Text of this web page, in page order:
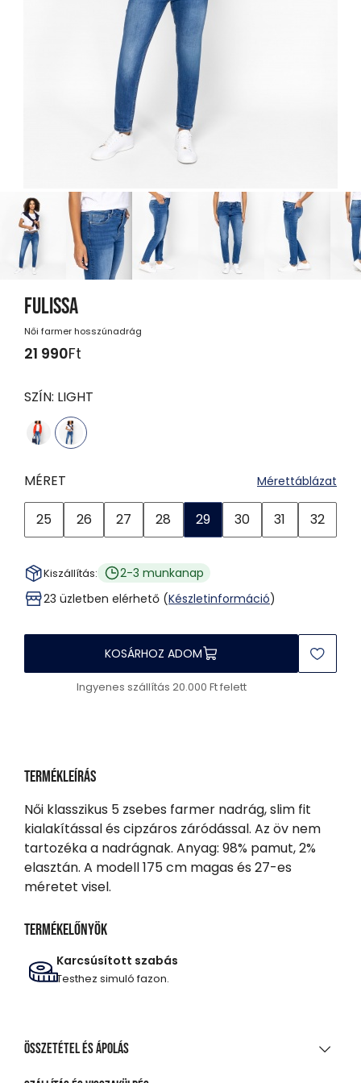
FULISSA
Női farmer hosszúnadrág
21 990Ft
SZÍN: LIGHT
MÉRET Mérettáblázat
25 26 27 28 29 30 31 32
Kiszállítás:
2-3 munkanap
23 üzletben elérhető (Készletinformáció)
KOSÁRHOZ ADOM
Ingyenes szállítás 20.000 Ft felett
Termékleírás
Női klasszikus 5 zsebes farmer nadrág, slim fit
kialakítással és cipzáros záródással. Az öv nem
tartozéka a nadrágnak. Anyag: 98% pamut, 2%
elasztán. A modell 175 cm magas és 27-es
méretet visel.
Termékelőnyök
Karcsúsított szabás
Testhez simuló fazon.
Összetétel és ápolás